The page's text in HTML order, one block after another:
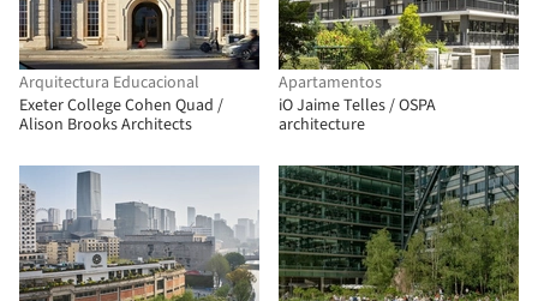
Arquitectura Educacional
Exeter College Cohen Quad /
Alison Brooks Architects
Apartamentos
iO Jaime Telles / OSPA
architecture